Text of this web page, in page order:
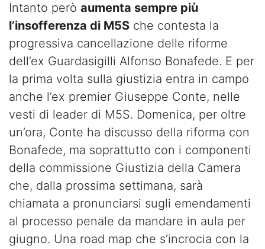
Intanto però aumenta sempre più
l’insofferenza di M5S che contesta la
progressiva cancellazione delle riforme
dell’ex Guardasigilli Alfonso Bonafede. E per
la prima volta sulla giustizia entra in campo
anche l’ex premier Giuseppe Conte, nelle
vesti di leader di M5S. Domenica, per oltre
un’ora, Conte ha discusso della riforma con
Bonafede, ma soprattutto con i componenti
della commissione Giustizia della Camera
che, dalla prossima settimana, sarà
chiamata a pronunciarsi sugli emendamenti
al processo penale da mandare in aula per
giugno. Una road map che s’incrocia con la